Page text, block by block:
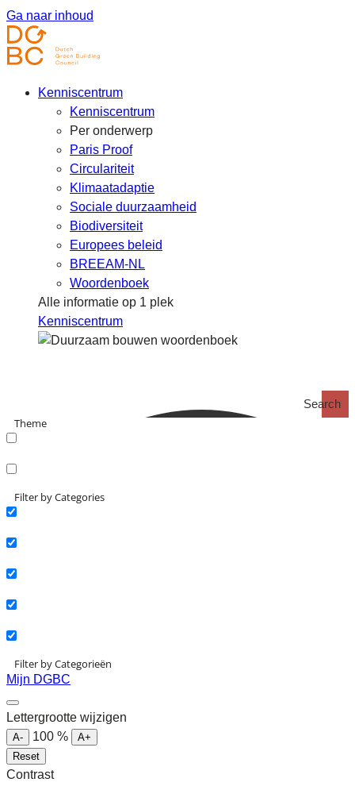
Ga naar inhoud
Kenniscentrum
Kenniscentrum
Per onderwerp
Paris Proof
Circulariteit
Klimaatadaptie
Sociale duurzaamheid
Biodiversiteit
Europees beleid
BREEAM-NL
Woordenboek
Alle informatie op 1 plek
Kenniscentrum
Search
Theme
Filter by Categories
Filter by Categorieën
Mijn DGBC
Lettergrootte wijzigen
A- 100 %
A+
Reset
Contrast